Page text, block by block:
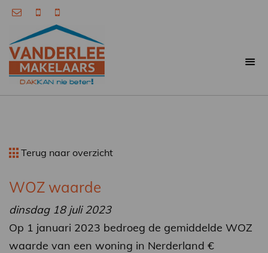
Terug naar overzicht
WOZ waarde
dinsdag 18 juli 2023
Op 1 januari 2023 bedroeg de gemiddelde WOZ
waarde van een woning in Nerderland €